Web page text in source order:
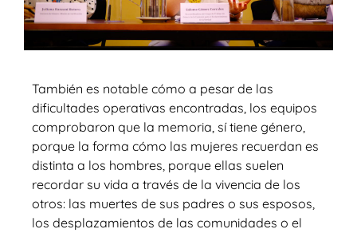
También es notable cómo a pesar de las
dificultades operativas encontradas, los equipos
comprobaron que la memoria, sí tiene género,
porque la forma cómo las mujeres recuerdan es
distinta a los hombres, porque ellas suelen
recordar su vida a través de la vivencia de los
otros: las muertes de sus padres o sus esposos,
los desplazamientos de las comunidades o el